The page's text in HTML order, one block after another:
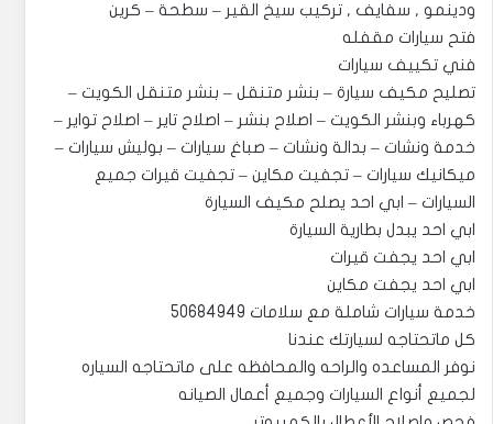
ودينمو , سفايف , تركيب سيخ القير – سطحة – كرين
فتح سيارات مقفله
فني تكييف سيارات
تصليح مكيف سيارة – بنشر متنقل – بنشر متنقل الكويت –
كهرباء وبنشر الكويت – اصلاح بنشر – اصلاح تاير – اصلاح تواير –
خدمة ونشات – بدالة ونشات – صباغ سيارات – بوليش سيارات –
ميكانيك سيارات – تجفيت مكاين – تجفيت قيرات جميع
السيارات – ابي احد يصلح مكيف السيارة
ابي احد يبدل بطارية السيارة
ابي احد يجفت قيرات
ابي احد يجفت مكاين
خدمة سيارات شاملة مع سلامات 50684949
كل ماتحتاجه لسيارتك عندنا
نوفر المساعده والراحه والمحافظه على ماتحتاجه السياره
لجميع أنواع السيارات وجميع أعمال الصيانه